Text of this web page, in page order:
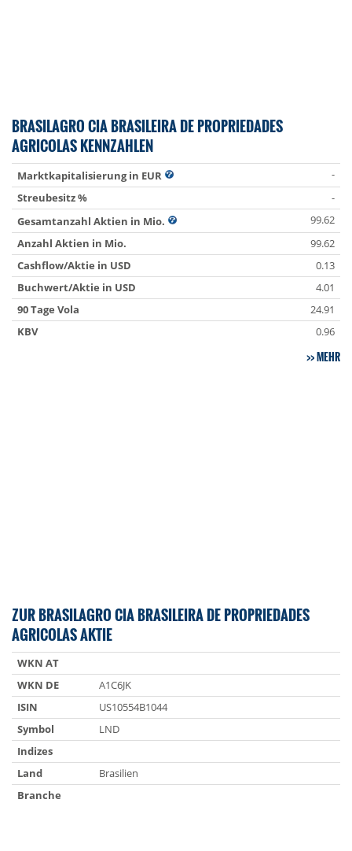
BRASILAGRO CIA BRASILEIRA DE PROPRIEDADES
AGRICOLAS KENNZAHLEN
Marktkapitalisierung in EUR
-
Streubesitz %
-
Gesamtanzahl Aktien in Mio.
99.62
Anzahl Aktien in Mio.
99.62
Cashflow/Aktie in USD
0.13
Buchwert/Aktie in USD
4.01
90 Tage Vola
24.91
KBV
0.96
MEHR
ZUR BRASILAGRO CIA BRASILEIRA DE PROPRIEDADES
AGRICOLAS AKTIE
WKN AT
WKN DE
A1C6JK
ISIN
US10554B1044
Symbol
LND
Indizes
Land
Brasilien
Branche